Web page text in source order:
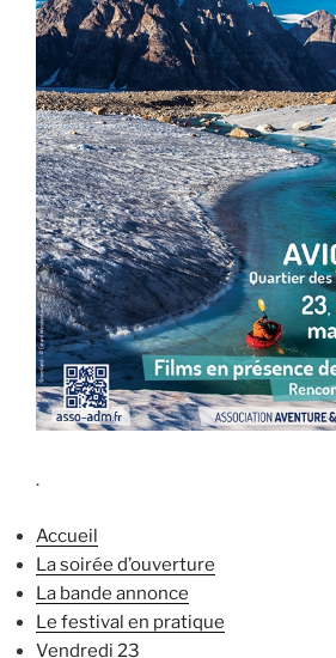
.
Accueil
La soirée d’ouverture
La bande annonce
Le festival en pratique
Vendredi 23